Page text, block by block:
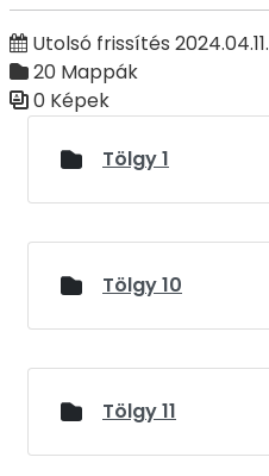
Utolsó frissítés 2024.04.11.
20 Mappák
0 Képek
Tölgy 1
Tölgy 10
Tölgy 11